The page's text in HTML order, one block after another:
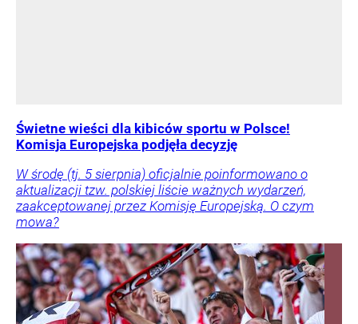
Świetne wieści dla kibiców sportu w Polsce!
Komisja Europejska podjęła decyzję
W środę (tj. 5 sierpnia) oficjalnie poinformowano o
aktualizacji tzw. polskiej liście ważnych wydarzeń,
zaakceptowanej przez Komisję Europejską. O czym
mowa?